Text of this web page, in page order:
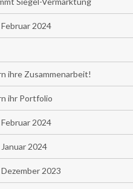
2024
ihre Zusammenarbeit!
ihr Portfolio
2024
2024
2023